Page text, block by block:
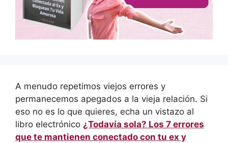
A menudo repetimos viejos errores y
permanecemos apegados a la vieja relación. Si
eso no es lo que quieres, echa un vistazo al
libro electrónico ¿Todavía sola? Los 7 errores
que te mantienen conectado con tu ex y